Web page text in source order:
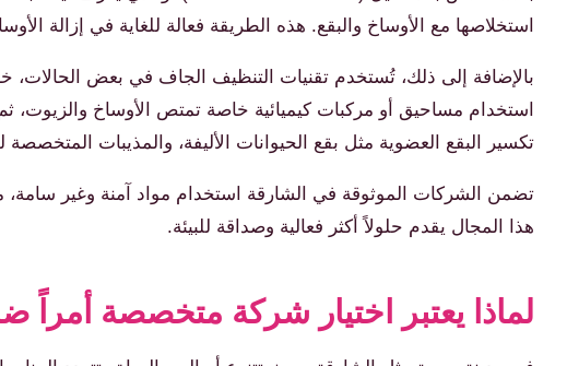
استخلاصها مع الأوساخ والبقع. هذه الطريقة فعالة للغاية في إزالة
بالإضافة إلى ذلك، تُستخدم تقنيات التنظيف الجاف في بعض
استخدام مساحيق أو مركبات كيميائية خاصة تمتص الأوساخ والزيوت،
تكسير البقع العضوية مثل بقع الحيوانات الأليفة، والمذيبات المتخصصة
تضمن الشركات الموثوقة في الشارقة استخدام مواد آمنة وغير سامة،
هذا المجال يقدم حلولاً أكثر فعالية وصداقة للبيئة.
لماذا يعتبر اختيار شركة متخصصة أمراً